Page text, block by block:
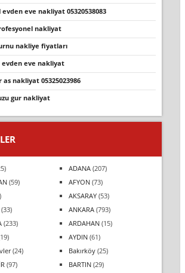
evden eve nakli̇yat 05320538083
nakli̇yat
nakliye fiyatları
evden eve nakliyat
as nakliyat 05325023986
gur nakliyat
ADANA (207)
(59) AFYON (73)
AKSARAY (53)
(33) ANKARA (793)
(233) ARDAHAN (15)
AYDIN (61)
(24) Bakırköy (25)
(97) BARTIN (29)